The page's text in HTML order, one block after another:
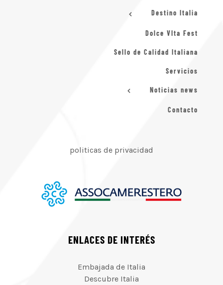
Destino Italia
Dolce VIta Fest
Sello de Calidad Italiana
Servicios
Noticias news
Contacto
politicas de privacidad
ENLACES DE INTERÉS
Embajada de Italia
Descubre Italia